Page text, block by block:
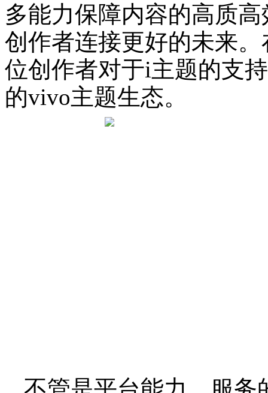
多能力保障内容的高质
创作者连接更好的未来
位创作者对于i主题的支
的vivo主题生态。